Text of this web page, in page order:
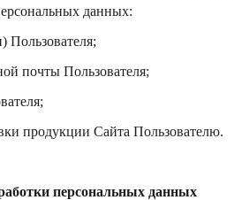
данных:
Пользователя;
почты Пользователя;
продукции Сайта Пользователю.
персональных данных